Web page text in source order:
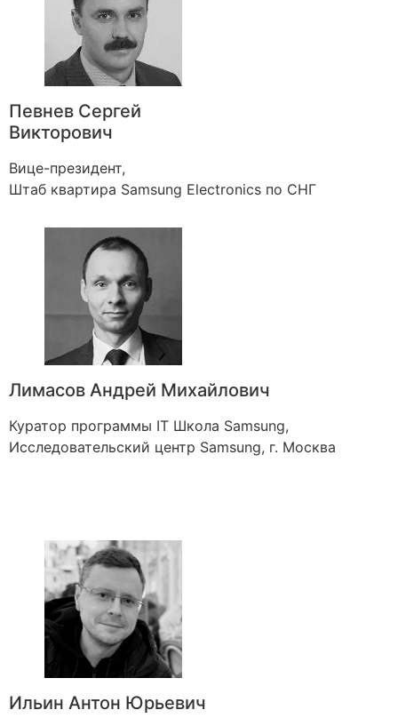
Певнев Сергей
Викторович
Вице-президент,
Штаб квартира Samsung Electronics по СНГ
Лимасов Андрей Михайлович
Куратор программы IT Школа Samsung,
Исследовательский центр Samsung, г. Москва
Ильин Антон Юрьевич